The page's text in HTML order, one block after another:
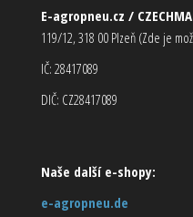
E-agropneu.cz /
119/12, 318 00 Plzeň (Zde je
IČ: 28417089
DIČ: CZ28417089
Naše další e-shopy:
e-agropneu.de